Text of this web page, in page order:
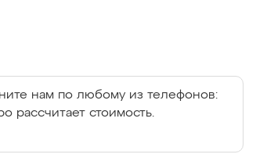
нам по любому из телефонов:
рассчитает стоимость.